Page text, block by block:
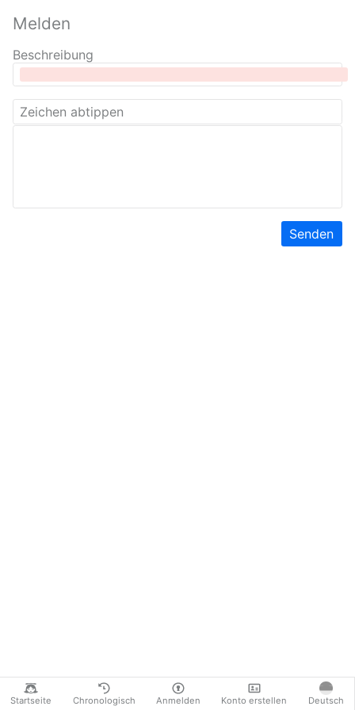
Startseite Chronologisch Anmelden Konto erstellen Deutsch
Melden
Beschreibung
Senden